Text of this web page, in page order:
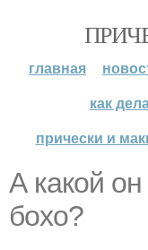
главная
как
прически и
А какой
бохо?